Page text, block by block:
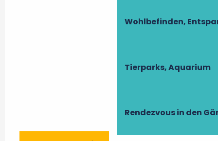
Wohlbefinden,
Tierparks, Aquarium
Rendezvous in den